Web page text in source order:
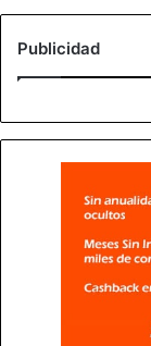
Publicidad